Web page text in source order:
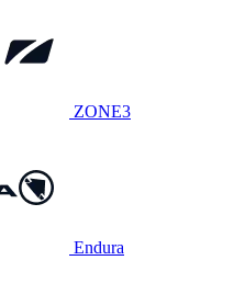
ZONE3
Endura